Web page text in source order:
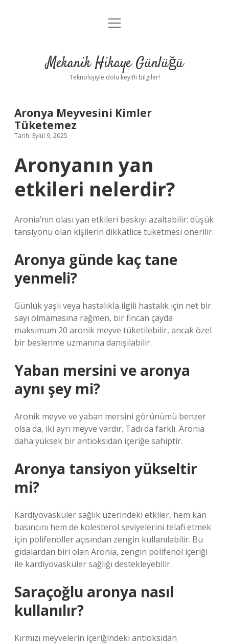
Anasayfa
Yasal Uyarı
menüyü
Mekanik Hikaye Günlüğü
Teknolojiyle dolu keyifli bilgiler!
Aronya Meyvesini Kimler
Tüketemez
Tarih: Eylül 9, 2025
Aronyanın yan
etkileri nelerdir?
Aronia’nın olası yan etkileri baskıyı azaltabilir: düşük
tansiyonu olan kişilerin dikkatlice tüketmesi önerilir.
Aronya günde kaç tane
yenmeli?
Günlük yaşlı veya hastalıkla ilgili hastalık için net bir
sayı olmamasına rağmen, bir fincan çayda
maksimum 20 aronik meyve tüketilebilir, ancak özel
bir beslenme uzmanına danışılabilir.
Yaban mersini ve aronya
aynı şey mi?
Aronik meyve ve yaban mersini görünümü benzer
olsa da, iki ayrı meyve vardır. Tadı da farklı. Aronia
daha yüksek bir antioksidan içeriğe sahiptir.
Aronya tansiyon yükseltir
mi?
Kardiyovasküler sağlık üzerindeki etkiler, hem kan
basıncını hem de kolesterol seviyelerini telafi etmek
için polifenoller açısından zengin kullanılabilir. Bu
gıdalardan biri olan Aronia, zengin polifenol içeriği
ile kardiyovasküler sağlığı destekleyebilir.
Saraçoğlu aronya nasıl
kullanılır?
Kırmızı meyvelerin içeriğindeki antioksidan